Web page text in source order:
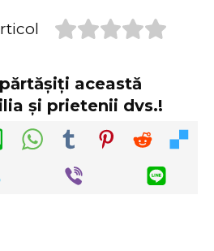
această
și prietenii dvs.!